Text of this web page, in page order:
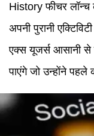
History फीचर
अपनी पुरानी
एक्स यूजर्स आसानी से
पाएंगे जो उन्होंने पहले